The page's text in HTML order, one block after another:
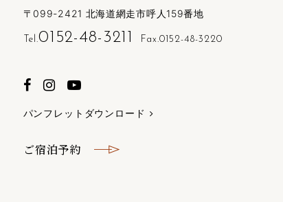
〒099-2421 北海道網走市呼人159番地
Tel.0152-48-3211 Fax.0152-48-3220
パンフレットダウンロード
ご宿泊予約